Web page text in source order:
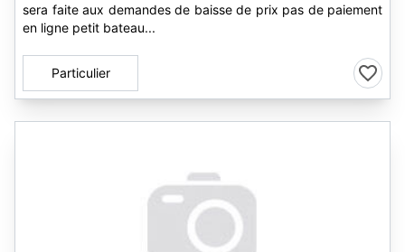
sera faite aux demandes de baisse de prix pas de paiement
en ligne petit bateau...
Particulier